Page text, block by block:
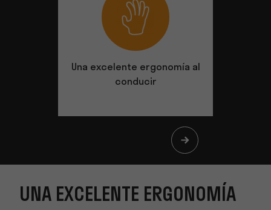
Una excelente ergonomía al
conducir
UNA EXCELENTE ERGONOMÍA